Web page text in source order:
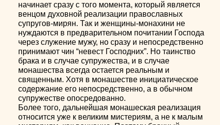
начинает сразу с того момента, который является
венцом духовной реализации православных
супругов-мирян. Так и женщины-монахини не
нуждаются в предварительном почитании Господа
через служение мужу, но сразу и непосредственно
принимают чин “невест Господних”. Но таинство
брака и в случае супружества, и в случае
монашества всегда остается реальным и
священным. Хотя в монашестве инициатическое
содержание его непосредственно, а в обычном
супружестве опосредованно.
Более того, дальнейшая монашеская реализация
относится уже к великим мистериям, а не к малым